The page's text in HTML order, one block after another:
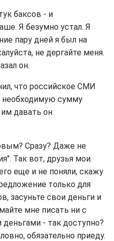
баксов - и
Я безумно устал. Я
пару дней я был на
не дергайте меня.
он.
что российское СМИ
необходимую сумму
давать он
Сразу? Даже не
Так вот, друзья мои.
еще и не поняли, скажу
только для
засуньте свои деньги и
мне писать ни с
- так доступно?
обязательно приеду.